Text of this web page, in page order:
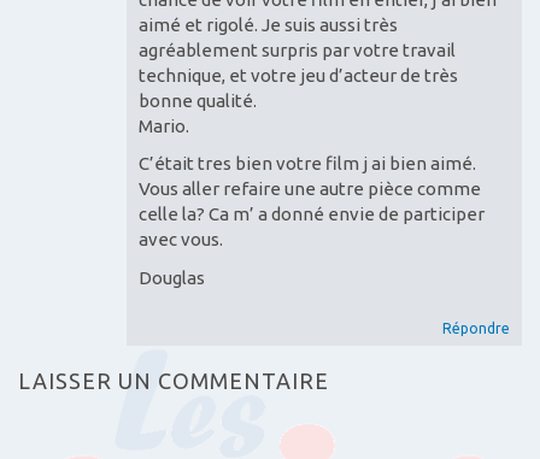
aimé et rigolé. Je suis aussi très
agréablement surpris par votre travail
technique, et votre jeu d’acteur de très
bonne qualité.
Mario.
C’était tres bien votre film j ai bien aimé.
Vous aller refaire une autre pièce comme
celle la? Ca m’ a donné envie de participer
avec vous.
Douglas
Répondre
LAISSER UN COMMENTAIRE